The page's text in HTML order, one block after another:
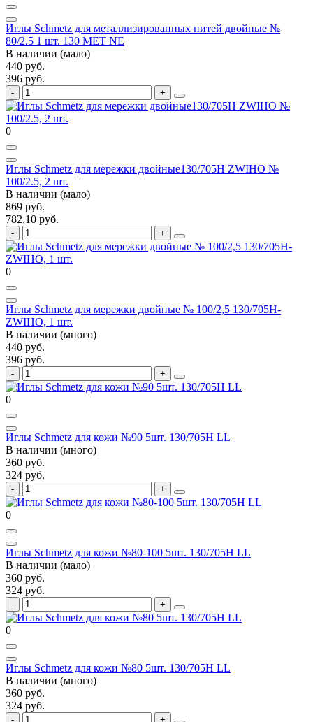
Иглы Schmetz для металлизированных нитей двойные №
80/2.5 1 шт. 130 MET NE
В наличии (мало)
440 руб.
396 руб.
0
Иглы Schmetz для мережки двойные130/705H ZWIHO №
100/2.5, 2 шт.
В наличии (мало)
869 руб.
782,10 руб.
0
Иглы Schmetz для мережки двойные № 100/2,5 130/705H-
ZWIHO, 1 шт.
В наличии (много)
440 руб.
396 руб.
0
Иглы Schmetz для кожи №90 5шт. 130/705H LL
В наличии (много)
360 руб.
324 руб.
0
Иглы Schmetz для кожи №80-100 5шт. 130/705H LL
В наличии (мало)
360 руб.
324 руб.
0
Иглы Schmetz для кожи №80 5шт. 130/705H LL
В наличии (много)
360 руб.
324 руб.